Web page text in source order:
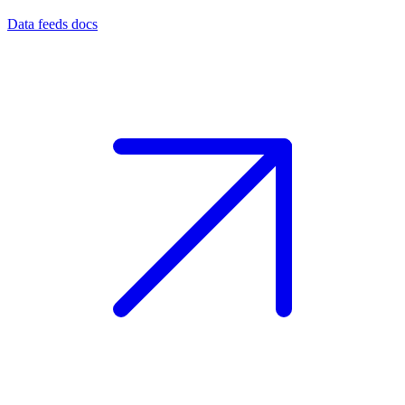
Data feeds docs